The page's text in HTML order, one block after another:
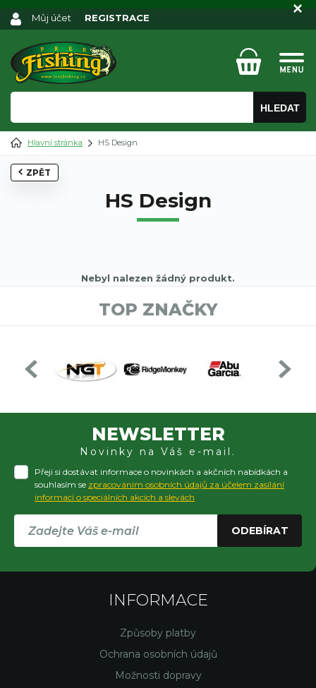
HLEDAT
Můj účet REGISTRACE
Hlavní stránka HS Design
ZPĚT
HS Design
Nebyl nalezen žádný produkt.
TOP ZNAČKY
NEWSLETTER
Novinky na Váš e-mail.
Přeji si dostávat informace o novinkách a akčních nabídkách a
souhlasím se zpracováním osobních údajů za účelem zasílání
informací o speciálních akcích a slevách
ODEBÍRAT
INFORMACE
Způsoby platby
Ochrana osobních údajů
Možnosti dopravy